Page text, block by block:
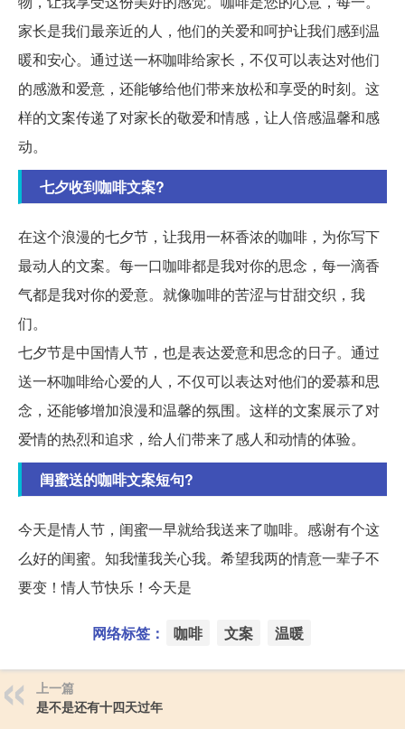
家长是我们最亲近的人，他们的关爱和呵护让我们感到温
暖和安心。通过送一杯咖啡给家长，不仅可以表达对他们
的感激和爱意，还能够给他们带来放松和享受的时刻。这
样的文案传递了对家长的敬爱和情感，让人倍感温馨和感
动。
七夕收到咖啡文案?
在这个浪漫的七夕节，让我用一杯香浓的咖啡，为你写下
最动人的文案。每一口咖啡都是我对你的思念，每一滴香
气都是我对你的爱意。就像咖啡的苦涩与甘甜交织，我
们。
七夕节是中国情人节，也是表达爱意和思念的日子。通过
送一杯咖啡给心爱的人，不仅可以表达对他们的爱慕和思
念，还能够增加浪漫和温馨的氛围。这样的文案展示了对
爱情的热烈和追求，给人们带来了感人和动情的体验。
闺蜜送的咖啡文案短句?
今天是情人节，闺蜜一早就给我送来了咖啡。感谢有个这
么好的闺蜜。知我懂我关心我。希望我两的情意一辈子不
要变！情人节快乐！今天是
网络标签： 咖啡 文案 温暖
上一篇
是不是还有十四天过年